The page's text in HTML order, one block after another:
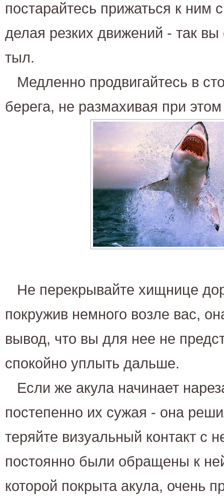
постарайтесь прижаться к ним
делая резких движений - так
тыл.
Медленно продвигайтесь в
берега, не размахивая при
Не перекрывайте хищнице
покружив немного возле вас,
вывод, что вы для нее не
спокойно уплыть дальше.
Если же акула начинает
постепенно их сужая - она
теряйте визуальный контакт с
постоянно были обращены к
которой покрыта акула, очень